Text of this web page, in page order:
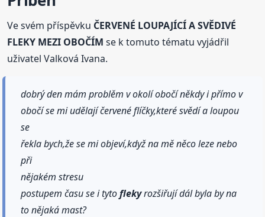
Ve svém příspěvku ČERVENÉ LOUPAJÍCÍ A SVĚDIVÉ
FLEKY MEZI OBOČÍM se k tomuto tématu vyjádřil
uživatel Valková Ivana.
dobrý den mám problěm v okolí obočí někdy i přímo v
obočí se mi udělají červené flíčky,které svědí a loupou
se
řekla bych,že se mi objeví,když na mě něco leze nebo
při
nějakém stresu
postupem času se i tytoflekyrozšiřují dál byla by na
to nějaká mast?